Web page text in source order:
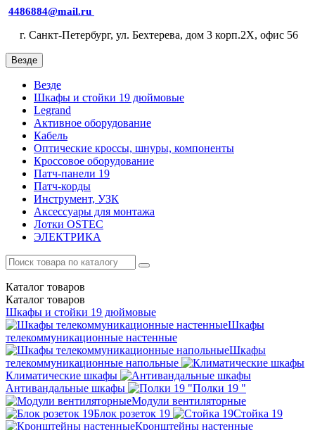
4486884@mail.ru
г. Санкт-Петербург, ул. Бехтерева, дом 3 корп.2X, офис 56
Везде
Везде
Шкафы и стойки 19 дюймовые
Legrand
Активное оборудование
Кабель
Оптические кроссы, шнуры, компоненты
Кроссовое оборудование
Патч-панели 19
Патч-корды
Инструмент, УЗК
Аксессуары для монтажа
Лотки OSTEC
ЭЛЕКТРИКА
Каталог товаров
Каталог товаров
Шкафы и стойки 19 дюймовые
Шкафы
телекоммуникационные настенные
Шкафы
телекоммуникационные напольные
Климатические шкафы
Антивандальные шкафы
Полки 19 "
Модули вентиляторные
Блок розеток 19
Стойка 19
Кронштейны настенные